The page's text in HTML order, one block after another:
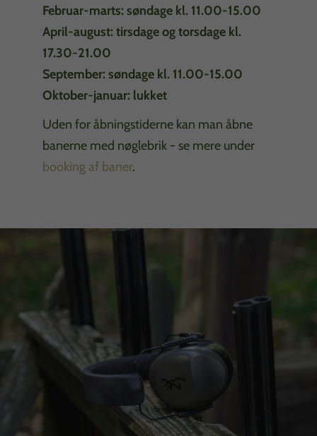
Februar-marts: søndage kl. 11.00-15.00
April-august: tirsdage og torsdage kl.
17.30-21.00
September: søndage kl. 11.00-15.00
Oktober-januar: lukket
Uden for åbningstiderne kan man åbne
banerne med nøglebrik - se mere under
booking af baner.